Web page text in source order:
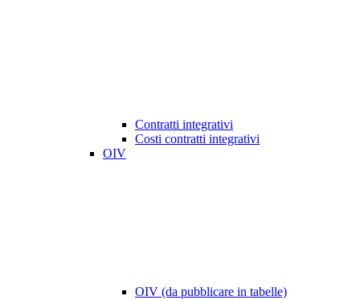
Contratti integrativi
Costi contratti integrativi
OIV
OIV (da pubblicare in tabelle)